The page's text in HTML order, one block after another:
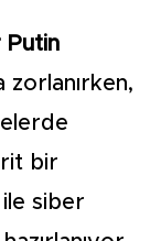
Putin
zorlanırken,
bir
ile siber